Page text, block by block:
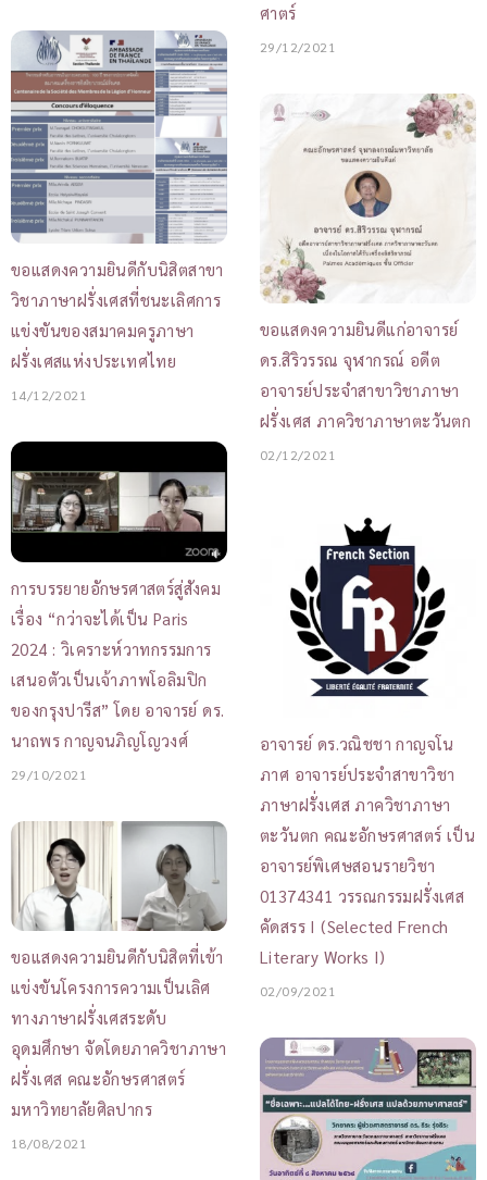
ศาตร์
29/12/2021
ขอแสดงความยินดีกับนิสิตสาขา
วิชาภาษาฝรั่งเศสที่ชนะเลิศการ
แข่งขันของสมาคมครูภาษา
ฝรั่งเศสแห่งประเทศไทย
14/12/2021
ขอแสดงความยินดีแก่อาจารย์
ดร.สิริวรรณ จุฬากรณ์ อดีต
อาจารย์ประจำสาขาวิชาภาษา
ฝรั่งเศส ภาควิชาภาษาตะวันตก
02/12/2021
การบรรยายอักษรศาสตร์สู่สังคม
เรื่อง “กว่าจะได้เป็น Paris
2024 : วิเคราะห์วาทกรรมการ
เสนอตัวเป็นเจ้าภาพโอลิมปิก
ของกรุงปารีส” โดย อาจารย์ ดร.
นาถพร กาญจนภิญโญวงศ์
29/10/2021
อาจารย์ ดร.วณิชชา กาญจโน
ภาศ อาจารย์ประจำสาขาวิชา
ภาษาฝรั่งเศส ภาควิชาภาษา
ตะวันตก คณะอักษรศาสตร์ เป็น
อาจารย์พิเศษสอนรายวิชา
01374341 วรรณกรรมฝรั่งเศส
คัดสรร I (Selected French
Literary Works I)
02/09/2021
ขอแสดงความยินดีกับนิสิตที่เข้า
แข่งขันโครงการความเป็นเลิศ
ทางภาษาฝรั่งเศสระดับ
อุดมศึกษา จัดโดยภาควิชาภาษา
ฝรั่งเศส คณะอักษรศาสตร์
มหาวิทยาลัยศิลปากร
18/08/2021